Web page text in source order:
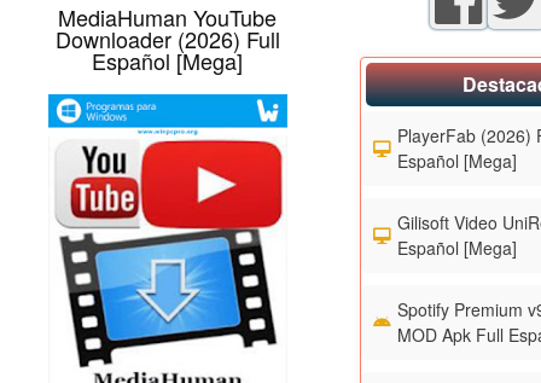
MediaHuman YouTube
Downloader (2026) Full
Español [Mega]
PlayerFab (2026)
Español [Mega]
Gilisoft Video
Español [Mega]
Spotify Premium
MOD Apk Full